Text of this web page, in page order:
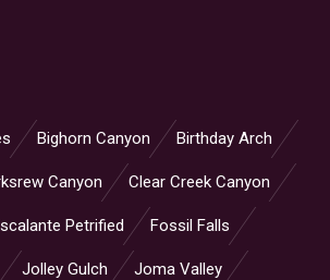
Bighorn Canyon Birthday Arch
Canyon Clear Creek Canyon
Petrified Fossil Falls
Jolley Gulch Joma Valley